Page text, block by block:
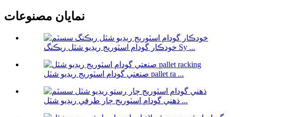
نمايان مصنوعات
خودڪار گودام اسٽوريج ريڊيو شٽل ريڪنگ Sy ...
صنعتي گودام اسٽوريج ريڊيو شٽل pallet ra ...
ذھني گودام اسٽوريج چار طرفي ريڊيو شٽل ...